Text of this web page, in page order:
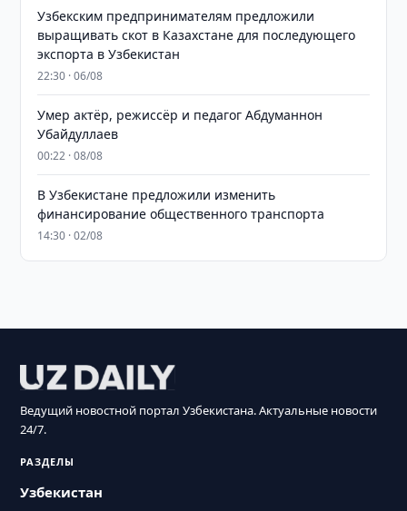
Узбекским предпринимателям предложили
выращивать скот в Казахстане для последующего
экспорта в Узбекистан
22:30 · 06/08
Умер актёр, режиссёр и педагог Абдуманнон
Убайдуллаев
00:22 · 08/08
В Узбекистане предложили изменить
финансирование общественного транспорта
14:30 · 02/08
Ведущий новостной портал Узбекистана. Актуальные новости
24/7.
РАЗДЕЛЫ
Узбекистан